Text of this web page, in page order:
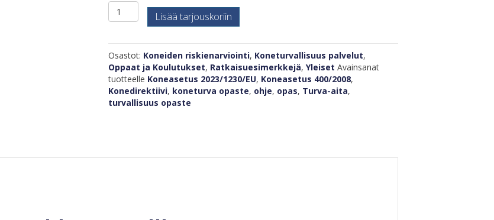
Opas
parempaa
koneiden
turvallisuuteen
Step2Safety
määrä
Lisää tarjouskoriin
Osastot: Koneiden riskienarviointi, Koneturvallisuus palvelut,
Oppaat ja Koulutukset, Ratkaisuesimerkkejä,Yleiset Avainsanat
tuotteelle Koneasetus 2023/1230/EU, Koneasetus 400/2008,
Konedirektiivi, koneturva opaste, ohje, opas, Turva-aita,
turvallisuus opaste